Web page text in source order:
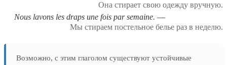
Она стирает свою одежду вручную.
Nous lavons les draps une fois par semaine.
Мы стираем постельное белье раз в неделю.
Возможно, с этим глаголом существуют устойчивые